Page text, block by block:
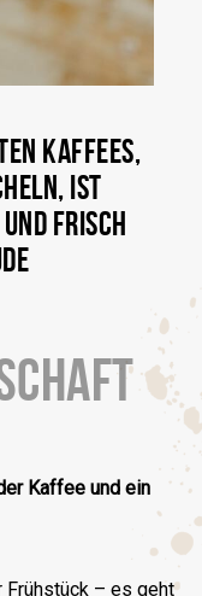
KAFFEES,
IST
FRISCH
Kaffee und ein
Frühstück – es geht